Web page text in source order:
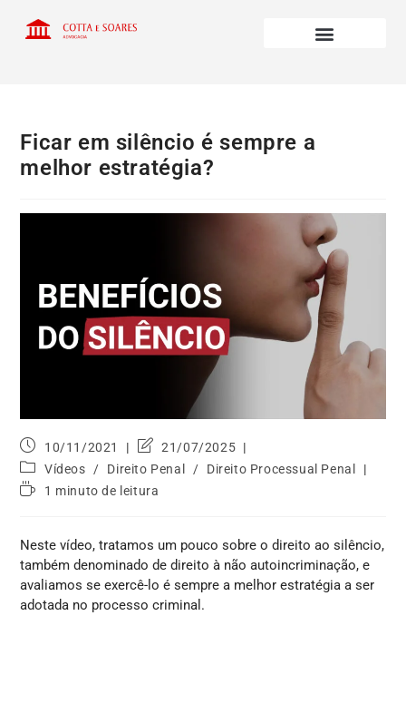
Ficar em silêncio é sempre a
melhor estratégia?
10/11/2021
21/07/2025
Vídeos
/ Direito Penal /
Direito Processual Penal
1 minuto de leitura
Neste vídeo, tratamos um pouco sobre o direito ao silêncio,
também denominado de direito à não autoincriminação, e
avaliamos se exercê-lo é sempre a melhor estratégia a ser
adotada no processo criminal.